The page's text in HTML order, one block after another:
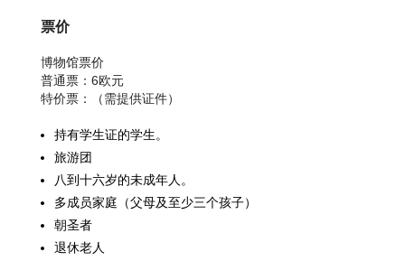
票价
博物馆票价
普通票：6欧元
特价票：（需提供证件）
持有学生证的学生。
旅游团
八到十六岁的未成年人。
多成员家庭（父母及至少三个孩子）
朝圣者
退休老人